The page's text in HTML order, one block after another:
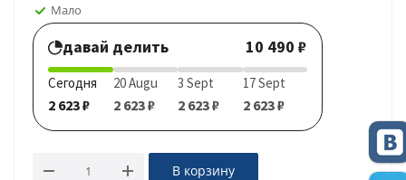
Мало
давай делить 10 490 ₽
Сегодня
2 623 ₽
20 Augu
2 623 ₽
3 Sept
2 623 ₽
17 Sept
2 623 ₽
В корзину